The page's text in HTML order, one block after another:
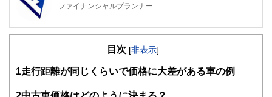
ファイナンシャルプランナー
FinancialField編集部は、金融、経済に関する記事を、日々
知識がない方でも理解できるようわかりやすく発信していま
得者を中心に「お金や暮らし」に関する書籍・雑誌の編集経
目次 [非表示]
1 走行距離が同じくらいで価格に大差がある車の例